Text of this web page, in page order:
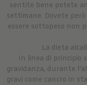
sentite bene potete
settimane. Dovete
essere sottopeso non
La dieta
In linea di principio
gravidanza, durante
gravi come cancro in